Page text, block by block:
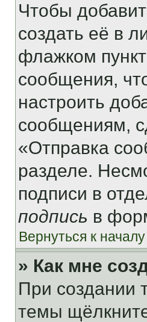
Чтобы
создать её в
флажком пункт
сообщения,
настроить
сообщениям,
«Отправка
разделе.
подписи в
подпись в
Вернуться к началу
» Как мне
При создании
темы